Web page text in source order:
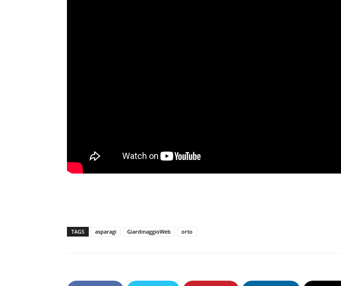
TAGS asparagi GiardinaggioWeb orto